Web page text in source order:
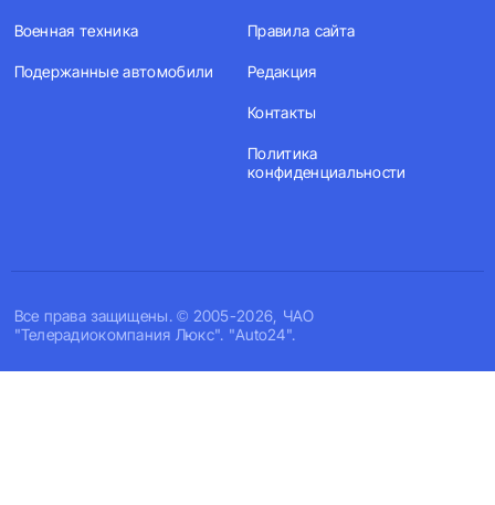
Все права защищены. © 2005-2026, ЧАО
"Телерадиокомпания Люкс". "Auto24".
Военная техника
Подержанные автомобили
Правила сайта
Редакция
Контакты
Политика
конфиденциальности